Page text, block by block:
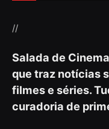
//
Salada de
que traz notícias
filmes e séries.
curadoria de